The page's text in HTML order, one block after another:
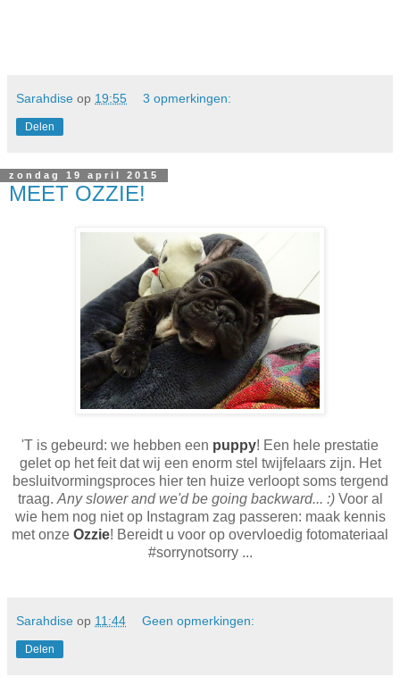
Sarahdise op 19:55 3 opmerkingen:
Delen
zondag 19 april 2015
MEET OZZIE!
'T is gebeurd: we hebben een puppy! Een hele prestatie
gelet op het feit dat wij een enorm stel twijfelaars zijn. Het
besluitvormingsproces hier ten huize verloopt soms tergend
traag. Any slower and we'd be going backward... :) Voor al
wie hem nog niet op Instagram zag passeren: maak kennis
met onze Ozzie! Bereidt u voor op overvloedig fotomateriaal
#sorrynotsorry ...
Sarahdise op 11:44 Geen opmerkingen:
Delen